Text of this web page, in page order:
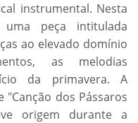
instrumental. Nesta
peça intitulada
ao elevado domínio
as melodias
da primavera. A
dos Pássaros
origem durante a